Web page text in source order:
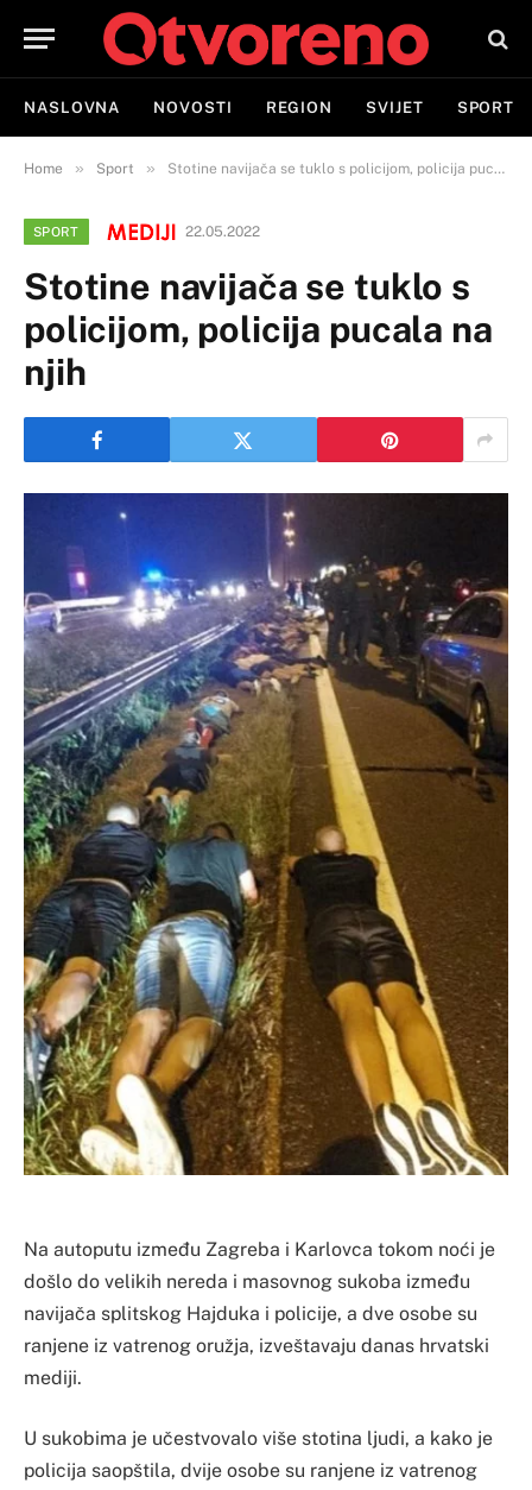
NASLOVNA NOVOSTI REGION SVIJET SPORT
Home » Sport » Stotine navijača se tuklo s policijom, policija pucala na njih
SPORT 22.05.2022
Stotine navijača se tuklo s
policijom, policija pucala na
njih
Na autoputu između Zagreba i Karlovca tokom noći je
došlo do velikih nereda i masovnog sukoba između
navijača splitskog Hajduka i policije, a dve osobe su
ranjene iz vatrenog oružja, izveštavaju danas hrvatski
mediji.
U sukobima je učestvovalo više stotina ljudi, a kako je
policija saopštila, dvije osobe su ranjene iz vatrenog